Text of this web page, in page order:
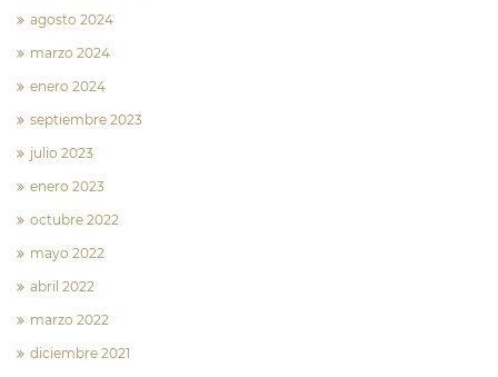
agosto 2024
marzo 2024
enero 2024
septiembre 2023
julio 2023
enero 2023
octubre 2022
mayo 2022
abril 2022
marzo 2022
diciembre 2021